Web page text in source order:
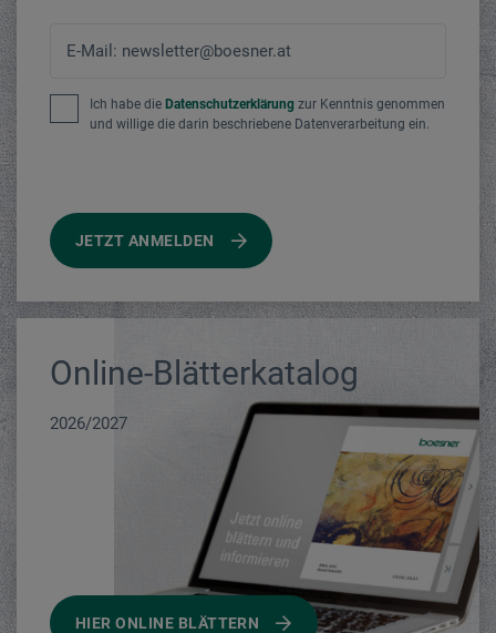
E-Mail: newsletter@boesner.at
Ich habe die Datenschutzerklärung zur Kenntnis genommen
und willige die darin beschriebene Datenverarbeitung ein.
JETZT ANMELDEN
Online-Blätterkatalog
2026/2027
HIER ONLINE BLÄTTERN